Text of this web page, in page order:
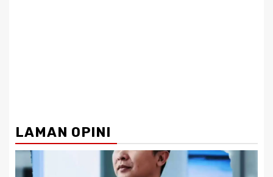
LAMAN OPINI